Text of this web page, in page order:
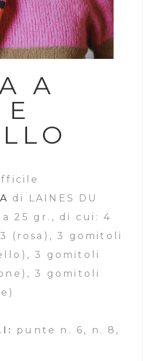
A
di LAINES DU
25 gr., di cui: 4
(rosa), 3 gomitoli
3 gomitoli
3 gomitoli
punte n. 6, n. 8,